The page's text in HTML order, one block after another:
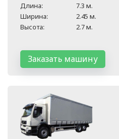
Длина:
7.3 м.
Ширина:
2.45 м.
Высота:
2.7 м.
Заказать машину